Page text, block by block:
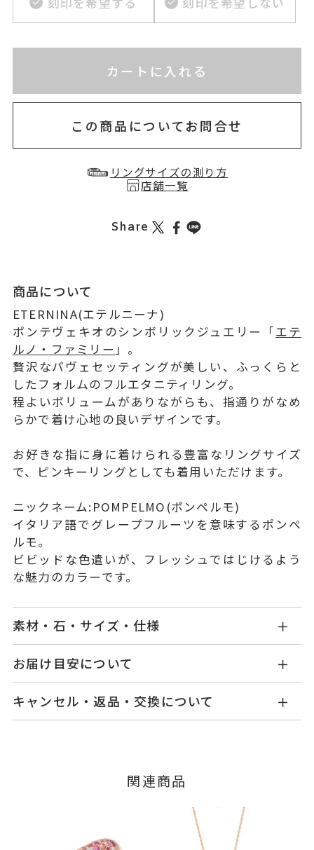
お届け目安：約2ヶ月以内カートに入れる
この商品についてお問合せ
リングサイズの測り方
店舗一覧
Share
商品について
ETERNINA(エテルニーナ)
ポンテヴェキオのシンボリックジュエリー「エテ
ルノ・ファミリー 」。
贅沢なパヴェセッティングが美しい、ふっくらと
したフォルムのフルエタニティリング。
程よいボリュームがありながらも、指通りがなめ
らかで着け心地の良いデザインです。
お好きな指に身に着けられる豊富なリングサイズ
で、ピンキーリングとしても着用いただけます。
ニックネーム:POMPELMO(ポンペルモ)
イタリア語でグレープフルーツを意味するポンペ
ルモ。
ビビッドな色遣いが、フレッシュではじけるよう
な魅力のカラーです。
素材・石・サイズ・仕様
品番
GL0007R057MXPG
素材
K18ピンクゴールド
石
ルビー0.34ct
※こちらはサイズ#10の石目で
サイズにより石目は異なりま
す。
お届け目安について
せ。
ご注文およびご入金確認後、以下の日程にて発送
■お届け目安が「3営業日以内に発送」の商品
例：金曜日17時までのご注文→翌週火曜日までに
キャンセル・返品・交換について
ージの購入履歴一覧よりご注文状況をご確認いた
ご注文状況が「注文済み」の場合に限り、キャ
関連商品